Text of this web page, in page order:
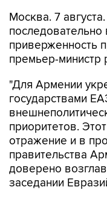
Москва. 7
последовательно
приверженность
премьер-министр
"Для Армении
государствами
приоритетов.
отражение и в
правительства
доверено
заседании